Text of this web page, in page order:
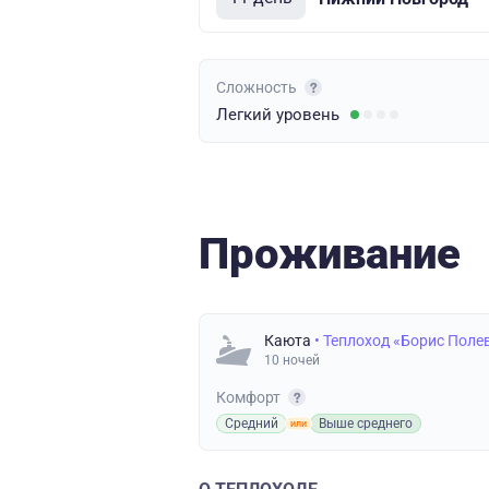
Сложность
Легкий уровень
Проживание
Каюта • Теплоход «Борис
10 ночей
Комфорт
Средний Выше среднего